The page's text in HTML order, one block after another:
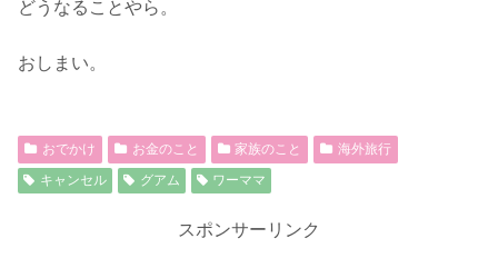
どうなることやら。
おしまい。
おでかけ お金のこと 家族のこと
海外旅行
キャンセル
グアム ワーママ
スポンサーリンク